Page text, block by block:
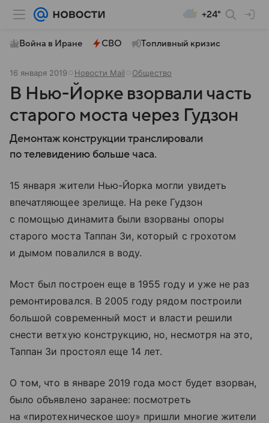
+24°
Война в Иране СВО Топливный кризис
16 января 2019 Новости Mail Общество
В Нью-Йорке взорвали часть
старого моста через Гудзон
Демонтаж конструкции транслировали
по телевидению больше часа.
15 января жители Нью-Йорка могли увидеть
впечатляющее зрелище. На реке Гудзон
с помощью динамита были взорваны опоры
старого моста Таппан Зи, который с грохотом
и дымом повалился в воду.
Мост был построен еще в 1955 году и уже не раз
ремонтировался. В 2005 году рядом построили
большой современный мост и власти решили
снести ветхую конструкцию, но, несмотря на это,
Таппан Зи простоял еще 14 лет.
О том, что в январе 2019 года мост будет взорван,
было объявлено заранее: посмотреть
на «пиротехническое шоу» пришли многие жители